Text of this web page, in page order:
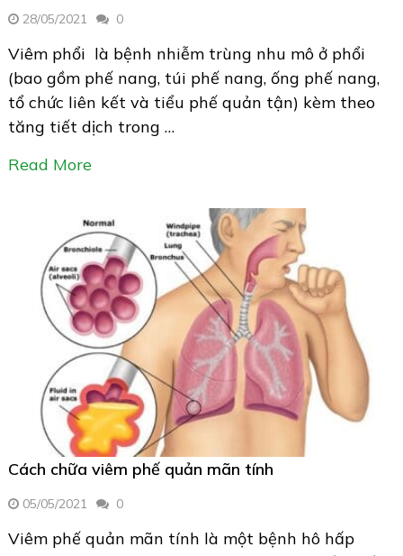
28/05/2021 0
Viêm phổi là bệnh nhiễm trùng nhu mô ở phổi
(bao gồm phế nang, túi phế nang, ống phế nang,
tổ chức liên kết và tiểu phế quản tận) kèm theo
tăng tiết dịch trong …
Read More
Cách chữa viêm phế quản mãn tính
05/05/2021 0
Viêm phế quản mãn tính là một bệnh hô hấp